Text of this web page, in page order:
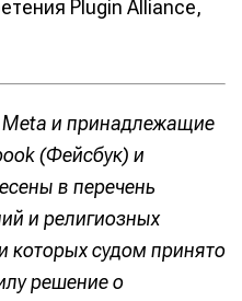
Plugin Alliance,
и принадлежащие
(Фейсбук) и
в перечень
и религиозных
которых судом принято
решение о